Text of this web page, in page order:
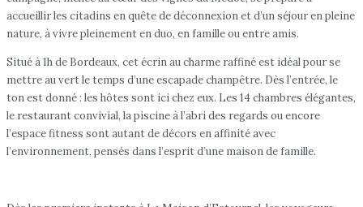
accueillir les citadins en quête de déconnexion et d’un séjour en pleine
nature, à vivre pleinement en duo, en famille ou entre amis.
Situé à 1h de Bordeaux, cet écrin au charme raffiné est idéal pour se
mettre au vert le temps d’une escapade champêtre. Dès l’entrée, le
ton est donné : les hôtes sont ici chez eux. Les 14 chambres élégantes,
le restaurant convivial, la piscine à l’abri des regards ou encore
l’espace fitness sont autant de décors en affinité avec
l’environnement, pensés dans l’esprit d’une maison de famille.